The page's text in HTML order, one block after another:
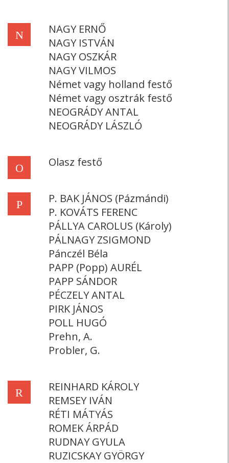
N
NAGY ERNŐ
NAGY ISTVÁN
NAGY OSZKÁR
NAGY VILMOS
Német vagy holland festő
Német vagy osztrák festő
NEOGRÁDY ANTAL
NEOGRÁDY LÁSZLÓ
O Olasz festő
P
P. BAK JÁNOS (Pázmándi)
P. KOVÁTS FERENC
PÁLLYA CAROLUS (Károly)
PÁLNAGY ZSIGMOND
Pánczél Béla
PAPP (Popp) AURÉL
PAPP SÁNDOR
PÉCZELY ANTAL
PIRK JÁNOS
POLL HUGÓ
Prehn, A.
Probler, G.
R
REINHARD KÁROLY
REMSEY IVÁN
RÉTI MÁTYÁS
ROMEK ÁRPÁD
RUDNAY GYULA
RUZICSKAY GYÖRGY